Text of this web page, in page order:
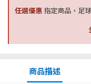
任選優惠 指定商品，足
商品描述